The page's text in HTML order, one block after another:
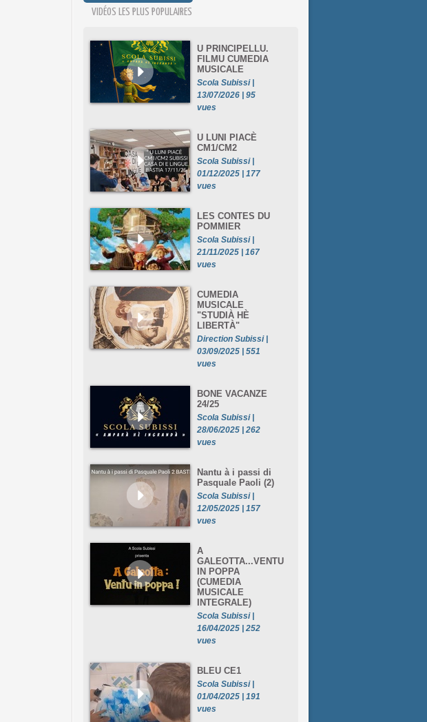
VIDÉOS LES PLUS POPULAIRES
U PRINCIPELLU.
FILMU CUMEDIA
MUSICALE
Scola Subissi |
13/07/2026 | 95
vues
U LUNI PIACÈ
CM1/CM2
Scola Subissi |
01/12/2025 | 177
vues
LES CONTES DU
POMMIER
Scola Subissi |
21/11/2025 | 167
vues
CUMEDIA
MUSICALE
"STUDIÀ HÈ
LIBERTÀ"
Direction Subissi |
03/09/2025 | 551
vues
BONE VACANZE
24/25
Scola Subissi |
28/06/2025 | 262
vues
Nantu à i passi di
Pasquale Paoli (2)
Scola Subissi |
12/05/2025 | 157
vues
A
GALEOTTA...VENTU
IN POPPA
(CUMEDIA
MUSICALE
INTEGRALE)
Scola Subissi |
16/04/2025 | 252
vues
BLEU CE1
Scola Subissi |
01/04/2025 | 191
vues